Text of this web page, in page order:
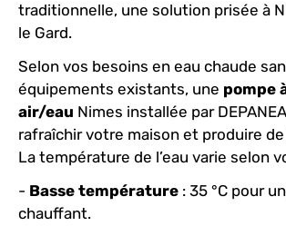
traditionnelle, une solution prisée à
le Gard.
Selon vos besoins en eau chaude
équipements existants, une pompe
air/eau Nimes installée par
rafraîchir votre maison et produire de
La température de l’eau varie selon
- Basse température : 35 °C pour
chauffant.